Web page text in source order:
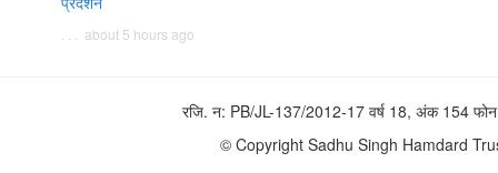
. . . about 5 hours ago
रजि. न: PB/JL-137/2012-17 वर्ष 18, अंक 154
© Copyright Sadhu Singh Hamdard